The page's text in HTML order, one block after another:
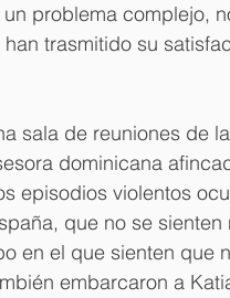
problema complejo,
trasmitido su
sala de reuniones de
dominicana
episodios violentos
que no se
en el que sienten que
embarcaron a